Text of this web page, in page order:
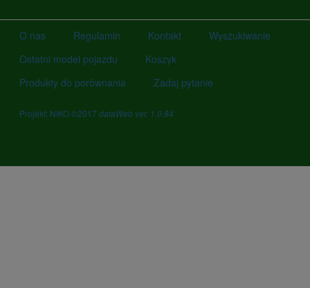
O nas Regulamin Kontakt
Wyszukiwanie
Ostatni model pojazdu
Koszyk
Produkty do porównania
Zadaj pytanie
Projekt: NIKO ©2017 dataWeb ver. 1.0.84